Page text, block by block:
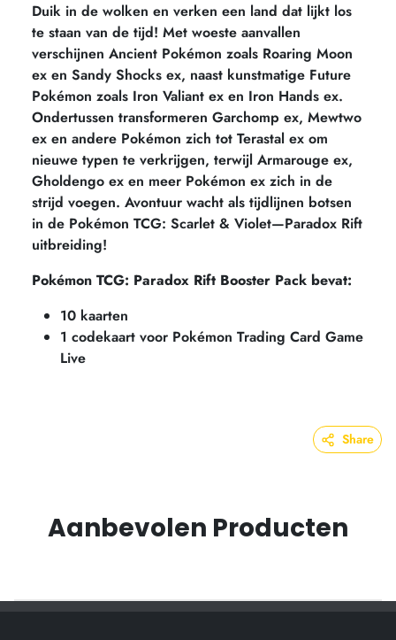
Duik in de wolken en verken een land dat lijkt los
te staan van de tijd! Met woeste aanvallen
verschijnen Ancient Pokémon zoals Roaring Moon
ex en Sandy Shocks ex, naast kunstmatige Future
Pokémon zoals Iron Valiant ex en Iron Hands ex.
Ondertussen transformeren Garchomp ex, Mewtwo
ex en andere Pokémon zich tot Terastal ex om
nieuwe typen te verkrijgen, terwijl Armarouge ex,
Gholdengo ex en meer Pokémon ex zich in de
strijd voegen. Avontuur wacht als tijdlijnen botsen
in de Pokémon TCG: Scarlet & Violet—Paradox Rift
uitbreiding!
Pokémon TCG: Paradox Rift Booster Pack bevat:
10 kaarten
1 codekaart voor Pokémon Trading Card Game
Live
Share
Aanbevolen Producten